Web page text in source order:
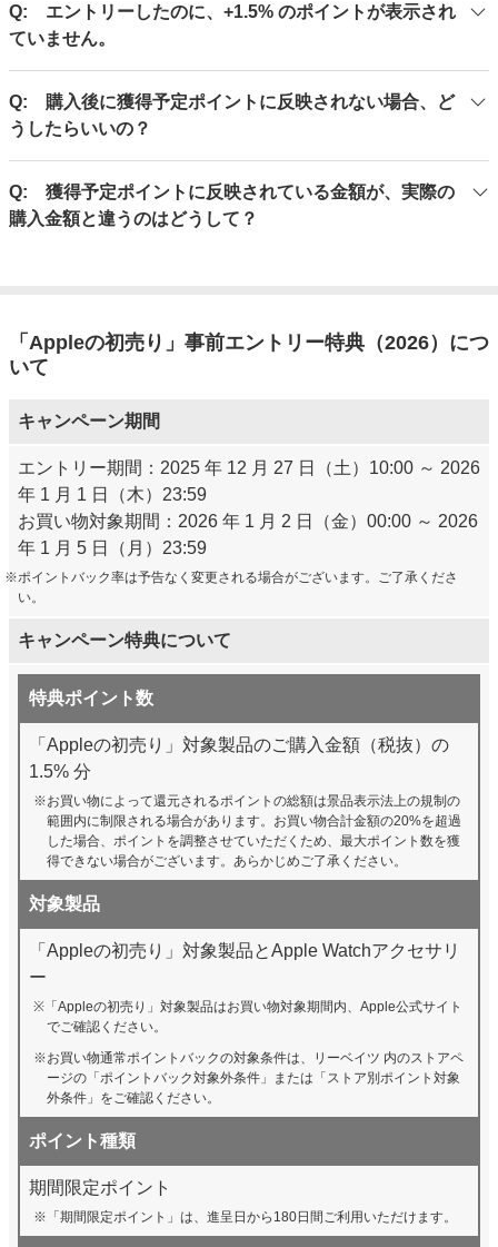
格（税抜）がポイントバック対象になります。
Q: エントリーしたのに、+1.5% のポイントが表示され
ていません。
ツのサイトやアプリには反映されず、通常のポイントバック
率が表示されます。なお、特典分のポイントは、3月 中旬に
進呈いたします。
Q: 購入後に獲得予定ポイントに反映されない場合、ど
うしたらいいの？
イントが反映されない場合は、お問合せ（ポイント）フォー
ムからお問合せください。
Q: 獲得予定ポイントに反映されている金額が、実際の
購入金額と違うのはどうして？
い。
「Appleの初売り」事前エントリー特典（2026）につ
いて
キャンペーン期間
エントリー期間：2025 年 12 月 27 日（土）10:00 ～ 2026
年 1 月 1 日（木）23:59
お買い物対象期間：2026 年 1 月 2 日（金）00:00 ～ 2026
年 1 月 5 日（月）23:59
ポイントバック率は予告なく変更される場合がございます。ご了承くださ
い。
キャンペーン特典について
特典ポイント数
「Appleの初売り」対象製品のご購入金額（税抜）の
1.5% 分
お買い物によって還元されるポイントの総額は景品表示法上の規制の
範囲内に制限される場合があります。お買い物合計金額の20%を超過
した場合、ポイントを調整させていただくため、最大ポイント数を獲
得できない場合がございます。あらかじめご了承ください。
対象製品
「Appleの初売り」対象製品とApple Watchアクセサリ
ー
「Appleの初売り」対象製品はお買い物対象期間内、Apple公式サイト
でご確認ください。
お買い物通常ポイントバックの対象条件は、リーベイツ 内のストアペ
ージの「ポイントバック対象外条件」または「ストア別ポイント対象
外条件」をご確認ください。
ポイント種類
期間限定ポイント
「期間限定ポイント」は、進呈日から180日間ご利用いただけます。